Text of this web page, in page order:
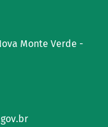
Monte Verde -